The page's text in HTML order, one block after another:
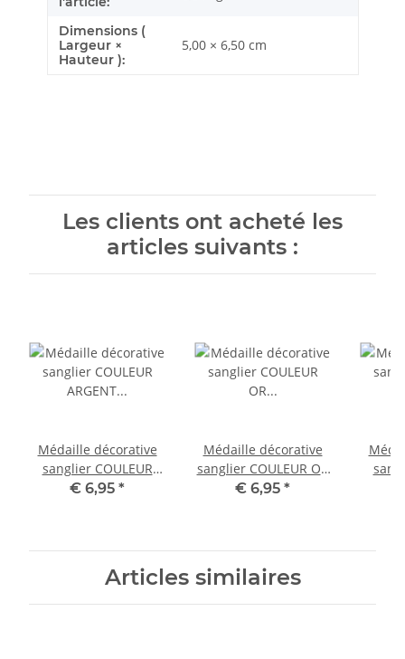
Dimensions (
Largeur ×
Hauteur ):
5,00 × 6,50 cm
Les clients ont acheté les
articles suivants :
Médaille décorative
sanglier COULEUR
ARGENT Distinction
€ 6,95 *
Médaille décorative
sanglier COULEUR OR
Distinction
€ 6,95 *
Articles similaires